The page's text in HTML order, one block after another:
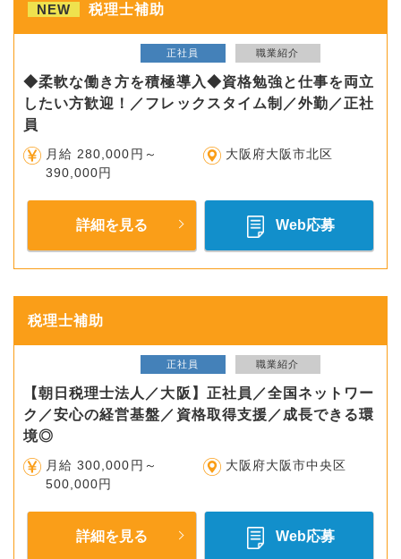
NEW 税理士補助
正社員 職業紹介
◆柔軟な働き方を積極導入◆資格勉強と仕事を両立
したい方歓迎！／フレックスタイム制／外勤／正社
員
月給 280,000円～
390,000円
大阪府大阪市北区
詳細を見る Web応募
税理士補助
正社員 職業紹介
【朝日税理士法人／大阪】正社員／全国ネットワー
ク／安心の経営基盤／資格取得支援／成長できる環
境◎
月給 300,000円～
500,000円
大阪府大阪市中央区
詳細を見る Web応募